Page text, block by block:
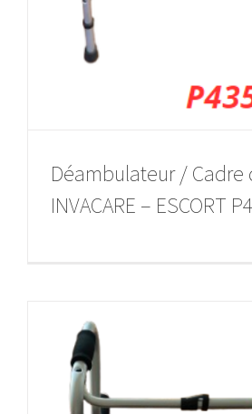
Déambulateur / Cadre
INVACARE – ESCORT